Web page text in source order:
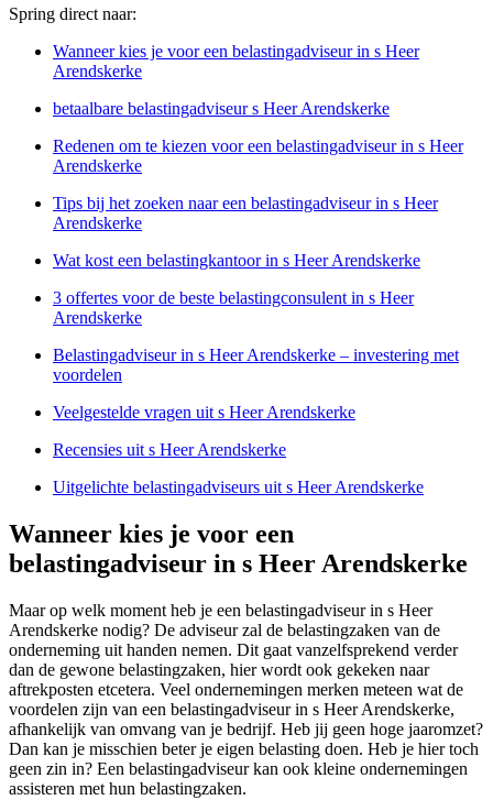
Spring direct naar:
Wanneer kies je voor een belastingadviseur in s Heer
Arendskerke
betaalbare belastingadviseur s Heer Arendskerke
Redenen om te kiezen voor een belastingadviseur in s Heer
Arendskerke
Tips bij het zoeken naar een belastingadviseur in s Heer
Arendskerke
Wat kost een belastingkantoor in s Heer Arendskerke
3 offertes voor de beste belastingconsulent in s Heer
Arendskerke
Belastingadviseur in s Heer Arendskerke – investering met
voordelen
Veelgestelde vragen uit s Heer Arendskerke
Recensies uit s Heer Arendskerke
Uitgelichte belastingadviseurs uit s Heer Arendskerke
Wanneer kies je voor een
belastingadviseur in s Heer Arendskerke
Maar op welk moment heb je een belastingadviseur in s Heer
Arendskerke nodig? De adviseur zal de belastingzaken van de
onderneming uit handen nemen. Dit gaat vanzelfsprekend verder
dan de gewone belastingzaken, hier wordt ook gekeken naar
aftrekposten etcetera. Veel ondernemingen merken meteen wat de
voordelen zijn van een belastingadviseur in s Heer Arendskerke,
afhankelijk van omvang van je bedrijf. Heb jij geen hoge jaaromzet?
Dan kan je misschien beter je eigen belasting doen. Heb je hier toch
geen zin in? Een belastingadviseur kan ook kleine ondernemingen
assisteren met hun belastingzaken.